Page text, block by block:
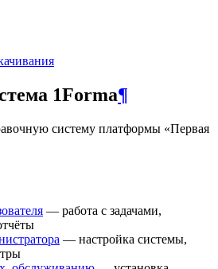
1Forma¶
систему платформы «Первая
— работа с задачами,
— настройка системы,